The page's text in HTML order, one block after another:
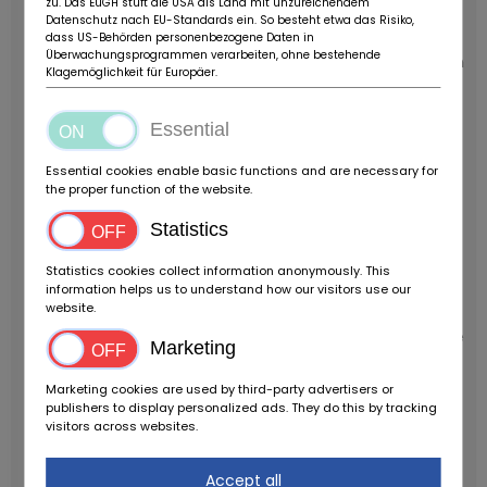
1954, als der RS die Startnummer 171 trug. Biehl
verkaufte den Wagen anschließend an Walter
,Watsie Roach, von dem man weiß, dass er mit dem
Veritas an den kalifornischen SCCA Rennen 1956
und 1957 teilgenommen hat. Ein Foto zeigt ,Watsie,
wie er vor dem SCCA National Rennen in Palm
Springs 1957 einen Motor aus einem Siata 8V in den
Motorraum des Veritas quetscht. Das war auch das
letzte Rennen für 5042, und so trägt die
Originalkarosserie, die sich beim Fahrzeug befindet,
auch heute noch die Startnummer 62. Überreste
der gelben Farbe können ebenfalls noch an Teilen
der Originalkarosserie gefunden werden.
jenem Rennen parkte ,Watsie 5042 in seiner Garage
im kalifornischen Küstenort La Jolla. Es wird
angenommen, dass Bob Engberg gut 20 Jahre
später 1980 den Veritas dort noch einmal gesehen
hat, noch immer in der Originalkarosserie und mit
dem original Veritas Zweiliter-Motor beim Fahrzeug.
Datenschutz nach EU-Standards ein. So besteht etwa das Risiko,
dass US-Behörden personenbezogene Daten in
Überwachungsprogrammen verarbeiten, ohne bestehende
Klagemöglichkeit für Europäer.
Essential
Essential cookies enable basic functions and are necessary for
the proper function of the website.
Statistics
Statistics cookies collect information anonymously. This
information helps us to understand how our visitors use our
website.
Marketing
Marketing cookies are used by third-party advertisers or
publishers to display personalized ads. They do this by tracking
visitors across websites.
Accept all